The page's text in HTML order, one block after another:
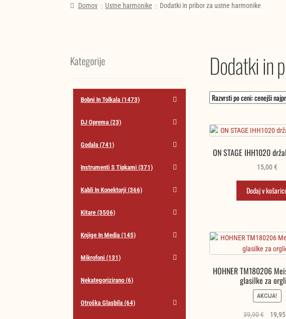
Domov Ustne harmonike Dodatki in pribor za ustne harmonike
Dodatki in
ON STAGE IHH1020
15,00 €
Dodaj v
HOHNER TM180206
glasilke za
AKCIJA!
39,90€
Izvirna
Kategorije
Bobni In Tolkala(1473)
DJ Oprema(23)
Godala(741)
Instrumenti S Tipkami(371)
Kabli In Konektorji(366)
Kitare(3506)
Knjige In Media(145)
Mikrofoni(131)
Nekategorizirano(6)
Otroška Glasbila(64)